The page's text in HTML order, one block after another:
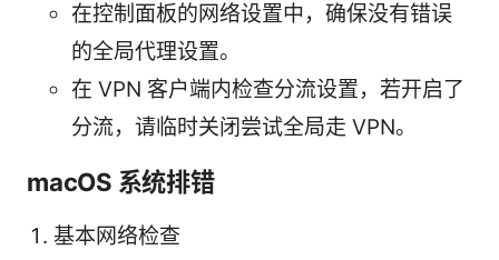
在控制面板的网络设置中，确保没有错误
的全局代理设置。
在 VPN 客户端内检查分流设置，若开启了
分流，请临时关闭尝试全局走 VPN。
macOS 系统排错
基本网络检查